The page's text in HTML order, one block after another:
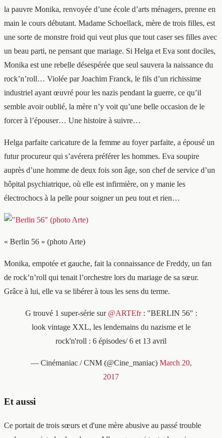
la pauvre Monika, renvoyée d’une école d’arts ménagers, prenne en
main le cours débutant. Madame Schoellack, mère de trois filles, est
une sorte de monstre froid qui veut plus que tout caser ses filles avec
un beau parti, ne pensant que mariage. Si Helga et Eva sont dociles,
Monika est une rebelle désespérée que seul sauvera la naissance du
rock’n’roll… Violée par Joachim Franck, le fils d’un richissime
industriel ayant œuvré pour les nazis pendant la guerre, ce qu’il
semble avoir oublié, la mère n’y voit qu’une belle occasion de le
forcer à l’épouser… Une histoire à suivre…
Helga parfaite caricature de la femme au foyer parfaite, a épousé un
futur procureur qui s’avérera préférer les hommes. Eva soupire
auprès d’une homme de deux fois son âge, son chef de service d’un
hôpital psychiatrique, où elle est infirmière, on y manie les
électrochocs à la pelle pour soigner un peu tout et rien…
« Berlin 56 » (photo Arte)
Monika, empotée et gauche, fait la connaissance de Freddy, un fan
de rock’n’roll qui tenait l’orchestre lors du mariage de sa sœur.
Grâce à lui, elle va se libérer à tous les sens du terme.
G trouvé 1 super-série sur @ARTEfr: "BERLIN 56" :
look vintage XXL, les lendemains du nazisme et le
rock'n'roll : 6 épisodes/ 6 et 13 avril
— Cinémaniac / CNM (@Cine_maniac) March 20,
2017
Et aussi
Ce portait de trois sœurs et d'une mère abusive au passé trouble